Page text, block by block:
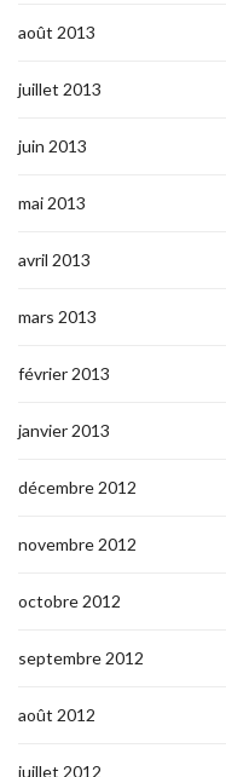
août 2013
juillet 2013
juin 2013
mai 2013
avril 2013
mars 2013
février 2013
janvier 2013
décembre 2012
novembre 2012
octobre 2012
septembre 2012
août 2012
juillet 2012